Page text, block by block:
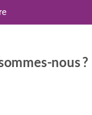
nous ?